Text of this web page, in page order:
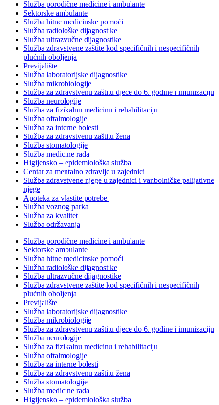
Služba porodične medicine i ambulante
Sektorske ambulante
Služba hitne medicinske pomoći
Služba radiološke dijagnostike
Služba ultrazvučne dijagnostike
Služba zdravstvene zaštite kod specifičnih i nespecifičnih
plućnih oboljenja
Previjalište
Služba laboratorijske dijagnostike
Služba mikrobiologije
Služba za zdravstvenu zaštitu djece do 6. godine i imunizaciju
Služba neurologije
Služba za fizikalnu medicinu i rehabilitaciju
Služba oftalmologije
Služba za interne bolesti
Služba za zdravstvenu zaštitu žena
Služba stomatologije
Služba medicine rada
Higijensko – epidemiološka služba
Centar za mentalno zdravlje u zajednici
Služba zdravstvene njege u zajednici i vanbolničke palijativne
njege
Apoteka za vlastite potrebe
Služba voznog parka
Služba za kvalitet
Služba održavanja
Služba porodične medicine i ambulante
Sektorske ambulante
Služba hitne medicinske pomoći
Služba radiološke dijagnostike
Služba ultrazvučne dijagnostike
Služba zdravstvene zaštite kod specifičnih i nespecifičnih
plućnih oboljenja
Previjalište
Služba laboratorijske dijagnostike
Služba mikrobiologije
Služba za zdravstvenu zaštitu djece do 6. godine i imunizaciju
Služba neurologije
Služba za fizikalnu medicinu i rehabilitaciju
Služba oftalmologije
Služba za interne bolesti
Služba za zdravstvenu zaštitu žena
Služba stomatologije
Služba medicine rada
Higijensko – epidemiološka služba